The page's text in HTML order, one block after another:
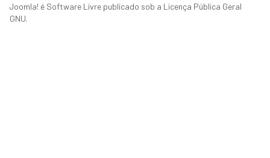
Joomla! é Software Livre publicado sob a Licença Pública Geral
GNU.